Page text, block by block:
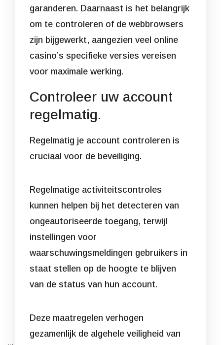
garanderen. Daarnaast is het belangrijk
om te controleren of de webbrowsers
zijn bijgewerkt, aangezien veel online
casino’s specifieke versies vereisen
voor maximale werking.
Controleer uw account
regelmatig.
Regelmatig je account controleren is
cruciaal voor de beveiliging.
Regelmatige activiteitscontroles
kunnen helpen bij het detecteren van
ongeautoriseerde toegang, terwijl
instellingen voor
waarschuwingsmeldingen gebruikers in
staat stellen op de hoogte te blijven
van de status van hun account.
Deze maatregelen verhogen
gezamenlijk de algehele veiligheid van